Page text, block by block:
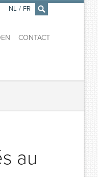
×
CONTACT
NL / FR
au